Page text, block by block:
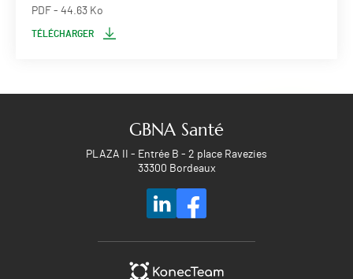
PDF - 44.63 Ko
TÉLÉCHARGER
GBNA Santé
PLAZA II - Entrée B - 2 place Ravezies
33300 Bordeaux